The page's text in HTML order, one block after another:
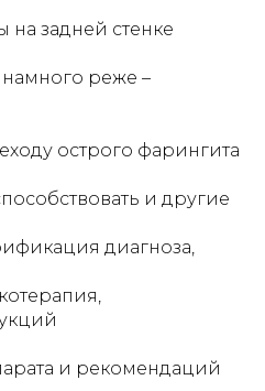
задней стенке
намного реже –
острого фарингита
и другие
диагноза,
и рекомендаций